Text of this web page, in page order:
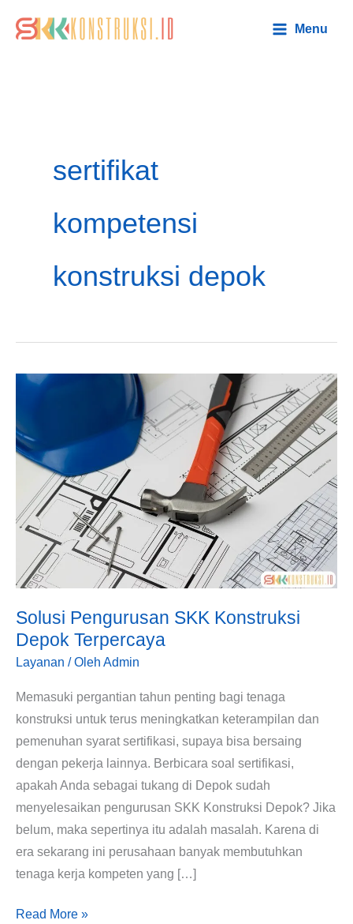
Menu
sertifikat
kompetensi
konstruksi depok
Solusi Pengurusan SKK Konstruksi
Depok Terpercaya
Layanan / Oleh Admin
Memasuki pergantian tahun penting bagi tenaga
konstruksi untuk terus meningkatkan keterampilan dan
pemenuhan syarat sertifikasi, supaya bisa bersaing
dengan pekerja lainnya. Berbicara soal sertifikasi,
apakah Anda sebagai tukang di Depok sudah
menyelesaikan pengurusan SKK Konstruksi Depok? Jika
belum, maka sepertinya itu adalah masalah. Karena di
era sekarang ini perusahaan banyak membutuhkan
tenaga kerja kompeten yang […]
Solusi
SKK
Konstruksi
Depok
Terpercaya
Read More »